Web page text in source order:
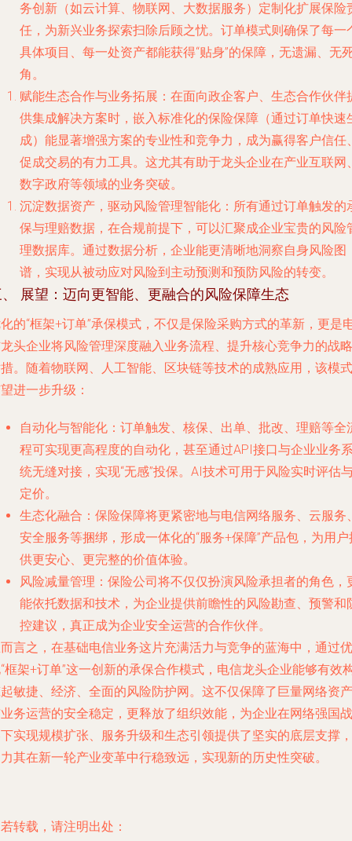
务创新（如云计算、物联网、大数据服务）定制化扩展保险
任，为新兴业务探索扫除后顾之忧。订单模式则确保了每一
具体项目、每一处资产都能获得“贴身”的保障，无遗漏、无
角。
赋能生态合作与业务拓展 ：在面向政企客户、生态合作伙伴
供集成解决方案时，嵌入标准化的保险保障（通过订单快速
成）能显著增强方案的专业性和竞争力，成为赢得客户信任
促成交易的有力工具。这尤其有助于龙头企业在产业互联网
数字政府等领域的业务突破。
沉淀数据资产，驱动风险管理智能化 ：所有通过订单触发的
保与理赔数据，在合规前提下，可以汇聚成企业宝贵的风险
理数据库。通过数据分析，企业能更清晰地洞察自身风险图
谱，实现从被动应对风险到主动预测和预防风险的转变。
展望：迈向更智能、更融合的风险保障生态
的“框架+订单”承保模式，不仅是保险采购方式的革新，更是
头企业将风险管理深度融入业务流程、提升核心竞争力的战略
。随着物联网、人工智能、区块链等技术的成熟应用，该模式
进一步升级：
自动化与智能化 ：订单触发、核保、出单、批改、理赔等全
程可实现更高程度的自动化，甚至通过API接口与企业业务
统无缝对接，实现“无感”投保。AI技术可用于风险实时评估
定价。
生态化融合 ：保险保障将更紧密地与电信网络服务、云服务
安全服务等捆绑，形成一体化的“服务+保障”产品包，为用户
供更安心、更完整的价值体验。
风险减量管理 ：保险公司将不仅仅扮演风险承担者的角色，
能依托数据和技术，为企业提供前瞻性的风险勘查、预警和
控建议，真正成为企业安全运营的合作伙伴。
言之，在基础电信业务这片充满活力与竞争的蓝海中，通过优
框架+订单”这一创新的承保合作模式，电信龙头企业能够有效
敏捷、经济、全面的风险防护网。这不仅保障了巨量网络资产
务运营的安全稳定，更释放了组织效能，为企业在网络强国战
实现规模扩张、服务升级和生态引领提供了坚实的底层支撑，
其在新一轮产业变革中行稳致远，实现新的历史性突破。
转载，请注明出处：